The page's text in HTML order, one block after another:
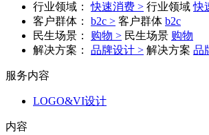
行业领域：
快速消费 > 行业领域 快
客户群体：
b2c > 客户群体 b2c
民生场景：
购物 > 民生场景 购物
解决方案：
品牌设计 > 解决方案 品
服务内容
LOGO&VI设计
内容